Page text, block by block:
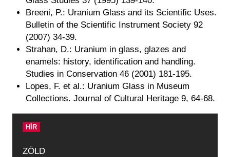
Breeni, P.: Uranium Glass and its Scientific Uses.
Bulletin of the Scientific Instrument Society 92
(2007) 34-39.
Strahan, D.: Uranium in glass, glazes and
enamels: history, identification and handling.
Studies in Conservation 46 (2001) 181-195.
Lopes, F. et al.: Uranium Glass in Museum
Collections. Journal of Cultural Heritage 9, 64-68.​
HÍR
ZÖLD